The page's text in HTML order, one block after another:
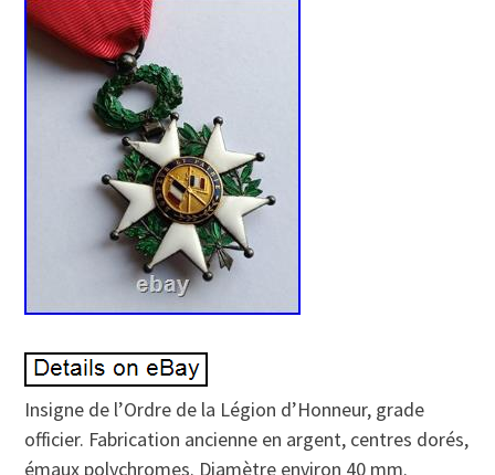
Insigne de l’Ordre de la Légion d’Honneur, grade
officier. Fabrication ancienne en argent, centres dorés,
émaux polychromes. Diamètre environ 40 mm.